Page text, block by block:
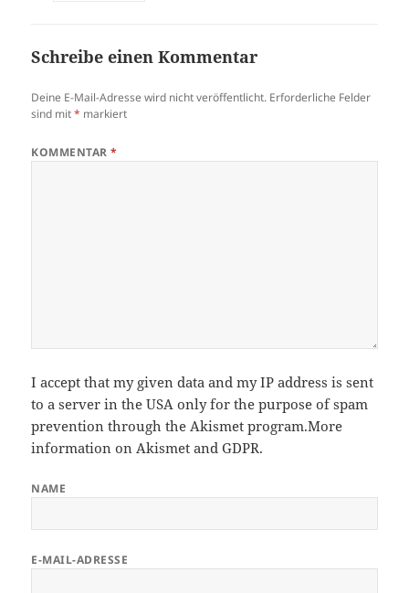
Schreibe einen Kommentar
Deine E-Mail-Adresse wird nicht veröffentlicht. Erforderliche Felder
sind mit* markiert
KOMMENTAR*
I accept that my given data and my IP address is sent
to a server in the USA only for the purpose of spam
prevention through theAkismet program.More
information on Akismet and GDPR.
NAME
E-MAIL-ADRESSE